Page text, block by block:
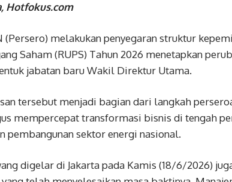
Hotfokus.com
(Persero) melakukan penyegaran struktur
Saham (RUPS) Tahun 2026 menetapkan
jabatan baru Wakil Direktur Utama.
tersebut menjadi bagian dari langkah
mempercepat transformasi bisnis di tengah
pembangunan sektor energi nasional.
digelar di Jakarta pada Kamis (18/6/2026)